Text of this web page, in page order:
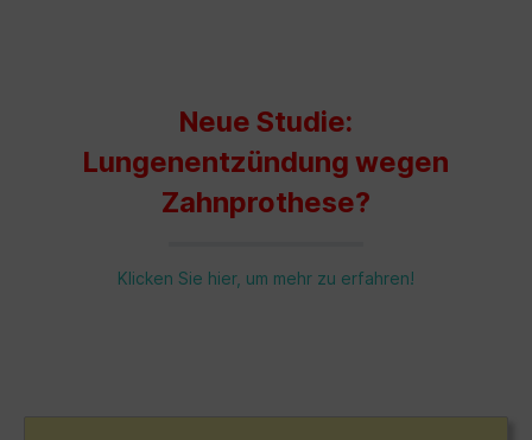
Neue Studie:
Lungenentzündung wegen
Zahnprothese?
Klicken Sie hier, um mehr zu erfahren!